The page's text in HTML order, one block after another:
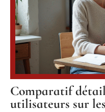
Comparatif
utilisateurs sur